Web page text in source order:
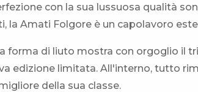
con la sua lussuosa qualità
la Amati Folgore è un capolavoro
forma di liuto mostra con orgoglio il
edizione limitata. All'interno, tutto
della sua classe.